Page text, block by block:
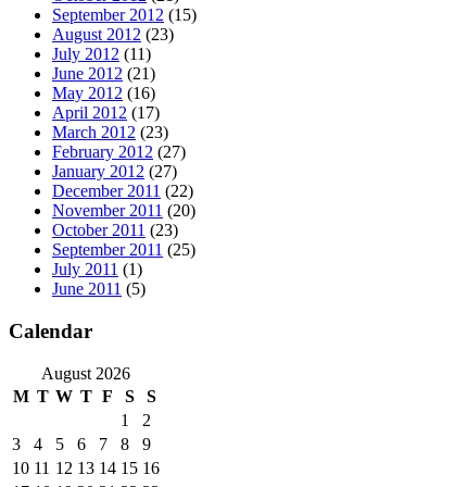
September 2012 (15)
August 2012 (23)
July 2012 (11)
June 2012 (21)
May 2012 (16)
April 2012 (17)
March 2012 (23)
February 2012 (27)
January 2012 (27)
December 2011 (22)
November 2011 (20)
October 2011 (23)
September 2011 (25)
July 2011 (1)
June 2011 (5)
Calendar
August 2026
M T W T F S
S
1
2
3
4 5 6 7 8
9
10 11 12 13 14 15 16